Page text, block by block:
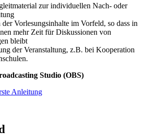
zur individuellen Nach- oder
Vorlesungsinhalte im Vorfeld, so dass in
mehr Zeit für Diskussionen von
bleibt
der Veranstaltung, z.B. bei Kooperation
Studio (OBS)
Anleitung